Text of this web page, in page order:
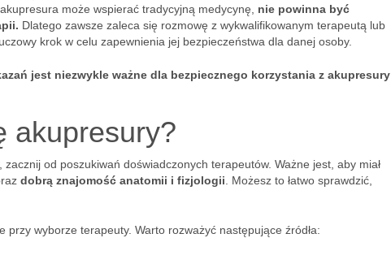
może wspierać tradycyjną medycynę, nie powinna być
Dlatego zawsze zaleca się rozmowę z wykwalifikowanym terapeutą lub
krok w celu zapewnienia jej bezpieczeństwa dla danej osoby.
jest niezwykle ważne dla bezpiecznego korzystania z akupresury
akupresury?
od poszukiwań doświadczonych terapeutów. Ważne jest, aby miał
dobrą znajomość anatomii i fizjologii . Możesz to łatwo sprawdzić,
wyborze terapeuty. Warto rozważyć następujące źródła: